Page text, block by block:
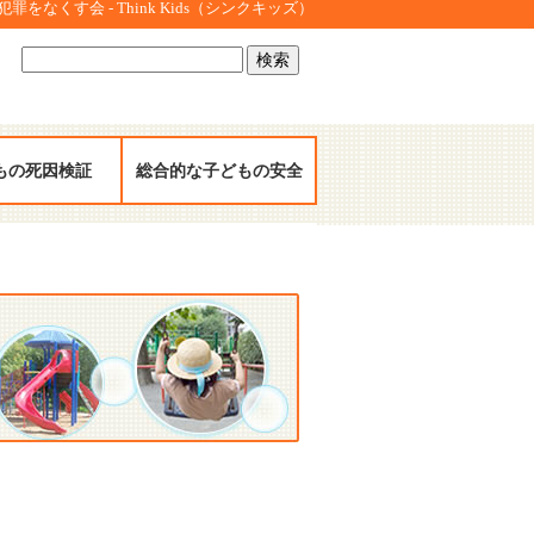
罪をなくす会 - Think Kids（シンクキッズ）
検
索:
の死因検証 総合的な子どもの安全